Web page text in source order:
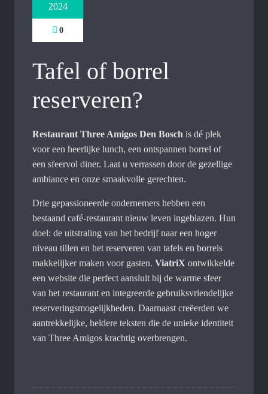
2024
0
Tafel of borrel
reserveren?
Restaurant Three Amigos Den Bosch is dé plek
voor een heerlijke lunch, een ontspannen borrel of
een sfeervol diner. Laat u verrassen door de gezellige
ambiance en onze smaakvolle gerechten.
Drie gepassioneerde ondernemers hebben een
bestaand café-restaurant nieuw leven ingeblazen. Hun
doel: de uitstraling van het bedrijf naar een hoger
niveau tillen en het reserveren van tafels en borrels
makkelijker maken voor gasten. ViatriX ontwikkelde
een website die perfect aansluit bij de warme sfeer
van het restaurant en integreerde gebruiksvriendelijke
reserveringsmogelijkheden. Daarnaast creëerden we
aantrekkelijke, heldere teksten die de unieke identiteit
van Three Amigos krachtig overbrengen.